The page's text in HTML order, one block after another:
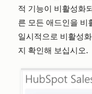
적 기능이 비활성화
른 모든 애드인을 비
일시적으로 비활성
지 확인해 보십시오.